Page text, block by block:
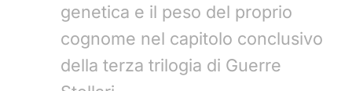
genetica e il peso del proprio
cognome nel capitolo conclusivo
della terza trilogia di Guerre